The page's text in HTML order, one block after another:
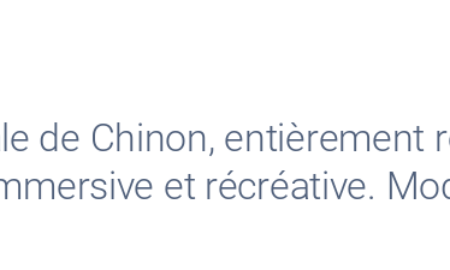
de Chinon, entièrement
et récréative.